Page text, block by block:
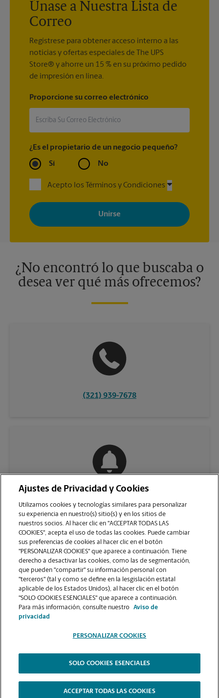
Únase a Nuestra Lista de
Correo
Regístrese para obtener acceso interno a las
noticias y ofertas especiales de The UPS
Store® y ahorre un 15 % en su próximo pedido
de impresión en línea.
Proporcione su correo electrónico
¿Es el propietario de un negocio pequeño?
Sí No
Acepto los Términos y Condiciones
Al registrarse, acepta recibir correos electrónicos de The UPS
Store con noticias, ofertas especiales, promociones y mensajes
adaptados a sus intereses. Puede darse de baja en cualquier
momento. Para más información, consulte nuestra política de
¿No encontró lo que buscaba o
desea ver qué más ofrecemos?
(321) 939-7678
VER LA PÁGINA DE LA TIENDA
2026.
The UPS Store | Aviso de Privacidad | Términos de Uso del Sitio Web |
Contraste Alto
Ajustes de Privacidad y Cookies
Utilizamos cookies y tecnologías similares para personalizar
su experiencia en nuestro(s) sitio(s) y en los sitios de
nuestros socios. Al hacer clic en "ACCEPTAR TODAS LAS
COOKIES", acepta el uso de todas las cookies. Puede cambiar
sus preferencias de cookies al hacer clic en el botón
"PERSONALIZAR COOKIES" que aparece a continuación. Tiene
derecho a desactivar las cookies, como las de segmentación,
que pueden "compartir" su información personal con
"terceros" (tal y como se define en la lesgislación estatal
aplicable de los Estados Unidos), al hacer clic en el botón
"SOLO COOKIES ESENCIALES" que aparece a continuación.
Para más información, consulte nuestro
Aviso de
privacidad
PERSONALIZAR COOKIES
SOLO COOKIES ESENCIALES
ACCEPTAR TODAS LAS COOKIES